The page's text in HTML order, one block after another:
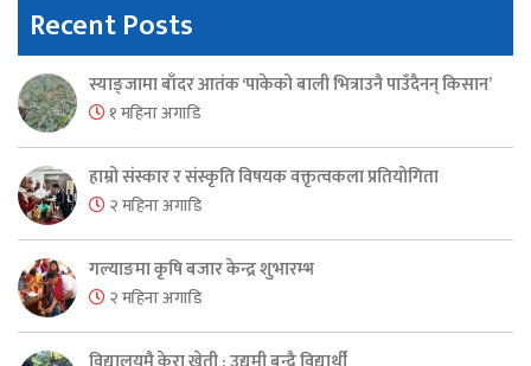
Recent Posts
स्याङ्जामा बाँदर आतंक ‘पाकेको बाली भित्राउनै पाउँदैनन् किसान’
१ महिना अगाडि
हाम्रो संस्कार र संस्कृति विषयक वक्तृत्वकला प्रतियोगिता
२ महिना अगाडि
गल्याङमा कृषि बजार केन्द्र शुभारम्भ
२ महिना अगाडि